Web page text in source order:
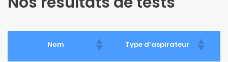
Nom Type d’aspirateur